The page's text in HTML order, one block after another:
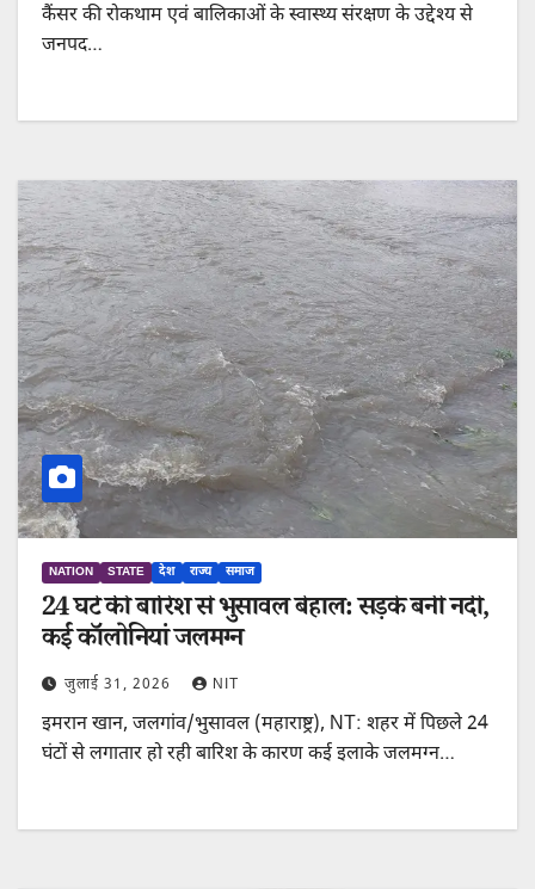
कैंसर की रोकथाम एवं बालिकाओं के स्वास्थ्य संरक्षण के उद्देश्य से
जनपद…
NATION STATE देश राज्य समाज
24 घंटे की बारिश से भुसावल बेहाल: सड़कें बनीं नदी,
कई कॉलोनियां जलमग्न
जुलाई 31, 2026 NIT
इमरान खान, जलगांव/भुसावल (महाराष्ट्र), NT: शहर में पिछले 24
घंटों से लगातार हो रही बारिश के कारण कई इलाके जलमग्न…